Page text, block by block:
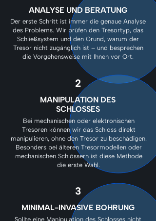
ANALYSE UND BERATUNG
Der erste Schritt ist immer die genaue Analyse
des Problems. Wir prüfen den Tresortyp, das
Schließsystem und den Grund, warum der
Tresor nicht zugänglich ist – und besprechen
die Vorgehensweise mit Ihnen vor Ort.
2
MANIPULATION DES
SCHLOSSES
Bei mechanischen oder elektronischen
Tresoren können wir das Schloss direkt
manipulieren, ohne den Tresor zu beschädigen.
Besonders bei älteren Tresormodellen oder
mechanischen Schlössern ist diese Methode
die erste Wahl.
3
MINIMAL-INVASIVE BOHRUNG
Sollte eine Manipulation des Schlosses nicht